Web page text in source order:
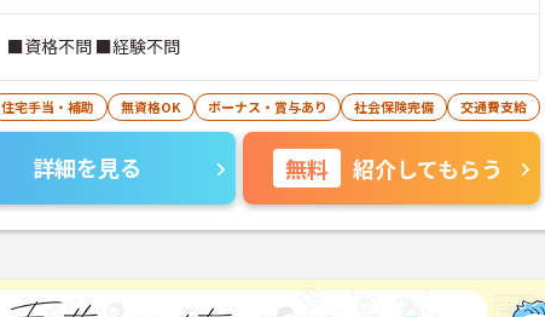
■資格不問 ■経験不問
住宅手当・補助 無資格OK ボーナス・賞与あり 社会保険完備 交通費支給
詳細を見る 無料 紹介してもらう